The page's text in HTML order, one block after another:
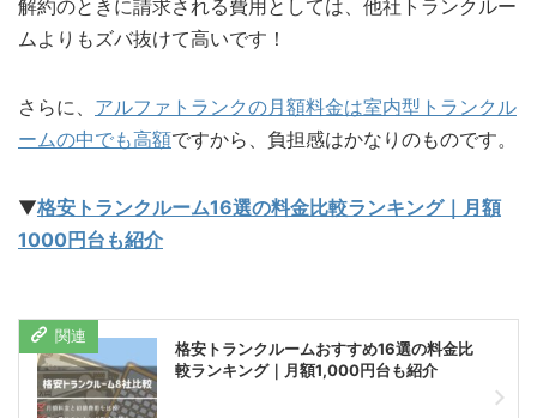
解約のときに請求される費用としては、他社トランクルー
ムよりもズバ抜けて高いです！
さらに、 アルファトランクの月額料金は室内型トランクル
ームの中でも高額ですから、負担感はかなりのものです。
▼格安トランクルーム16選の料金比較ランキング｜月額
1000円台も紹介
格安トランクルームおすすめ16選の料金比
較ランキング｜月額1,000円台も紹介